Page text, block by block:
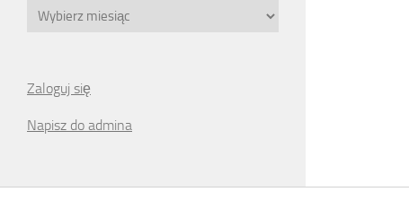
Archiwa
Zaloguj się
Napisz do admina